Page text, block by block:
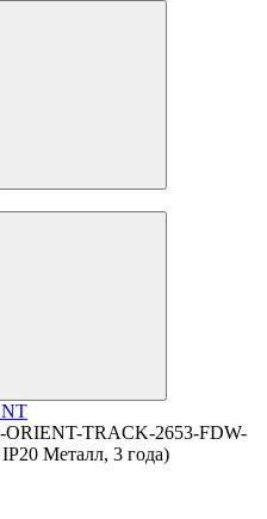
ORIENT-TRACK-2653-FDW-
Металл, 3 года)